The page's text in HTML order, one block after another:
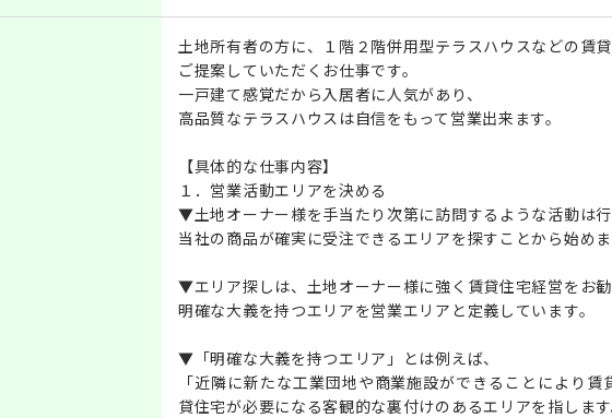
土地所有者の方に、１階２階併用型テラスハウスなどの賃
ご提案していただくお仕事です。
一戸建て感覚だから入居者に人気があり、
高品質なテラスハウスは自信をもって営業出来ます。
【具体的な仕事内容】
１．営業活動エリアを決める
▼土地オーナー様を手当たり次第に訪問するような活動は
当社の商品が確実に受注できるエリアを探すことから始め
▼エリア探しは、土地オーナー様に強く賃貸住宅経営をお
明確な大義を持つエリアを営業エリアと定義しています。
▼「明確な大義を持つエリア」とは例えば、
「近隣に新たな工業団地や商業施設ができることにより
貸住宅が必要になる客観的な裏付けのあるエリアを指しま